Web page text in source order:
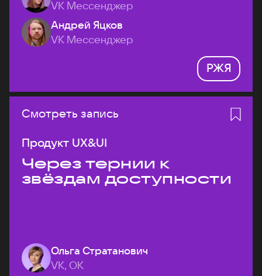
VK Мессенджер
Андрей Яцков
VK Мессенджер
РЖЯ
Смотреть запись
Продукт UX&UI
Через тернии к
звёздам доступности
Ольга Стратанович
VK, ОК